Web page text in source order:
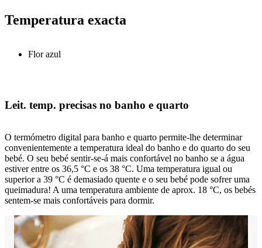
Temperatura exacta
Flor azul
Leit. temp. precisas no banho e quarto
O termómetro digital para banho e quarto permite-lhe determinar
convenientemente a temperatura ideal do banho e do quarto do seu
bebé. O seu bebé sentir-se-á mais confortável no banho se a água
estiver entre os 36,5 °C e os 38 °C. Uma temperatura igual ou
superior a 39 °C é demasiado quente e o seu bebé pode sofrer uma
queimadura! A uma temperatura ambiente de aprox. 18 °C, os bebés
sentem-se mais confortáveis para dormir.